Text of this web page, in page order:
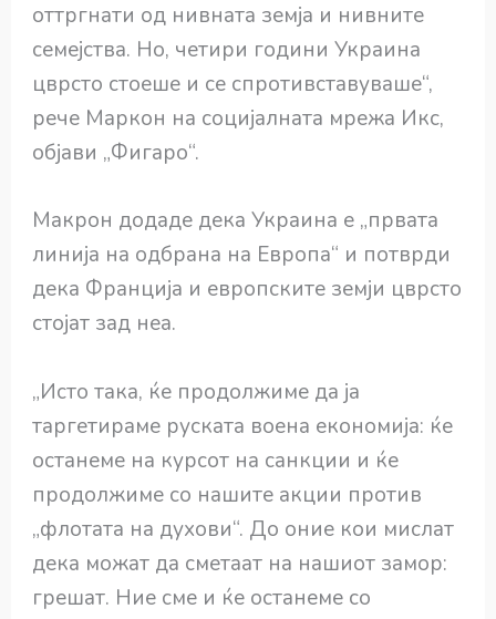
оттргнати од нивната земја и нивните
семејства. Но, четири години Украина
цврсто стоеше и се спротивставуваше“,
рече Маркон на социјалната мрежа Икс,
објави „Фигаро“.
Макрон додаде дека Украина е „првата
линија на одбрана на Европа“ и потврди
дека Франција и европските земји цврсто
стојат зад неа.
„Исто така, ќе продолжиме да ја
таргетираме руската воена економија: ќе
останеме на курсот на санкции и ќе
продолжиме со нашите акции против
„флотата на духови“. До оние кои мислат
дека можат да сметаат на нашиот замор:
грешат. Ние сме и ќе останеме со